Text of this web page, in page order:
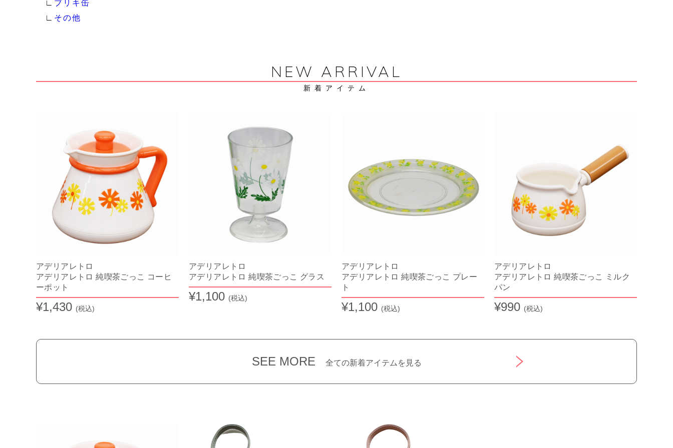
∟ ブリキ缶
∟ その他
NEW ARRIVAL
新着アイテム
アデリアレトロ
アデリアレトロ 純喫茶ごっこ コーヒ
ーポット
¥1,430 (税込)
アデリアレトロ
アデリアレトロ 純喫茶ごっこ グラス
¥1,100 (税込)
アデリアレトロ
アデリアレトロ 純喫茶ごっこ プレー
ト
¥1,100 (税込)
アデリアレトロ
アデリアレトロ 純喫茶ごっこ ミルク
パン
¥990 (税込)
SEE MORE 全ての新着アイテムを見る